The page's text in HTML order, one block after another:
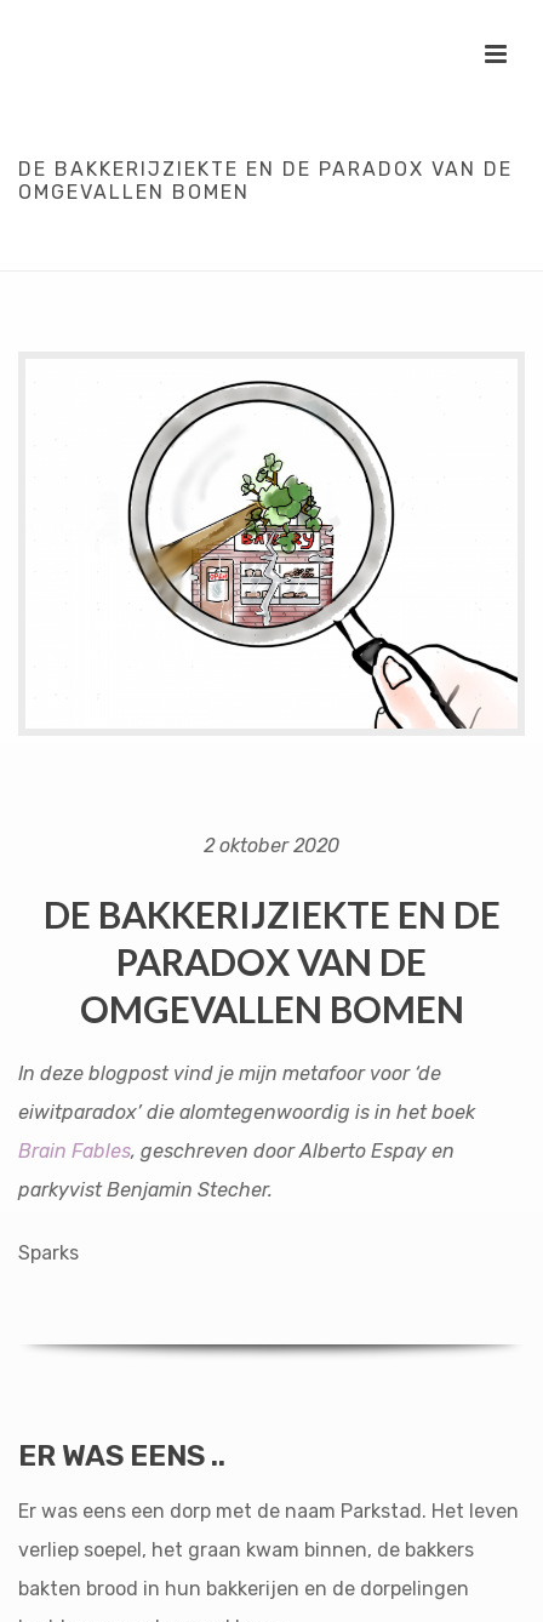
DE BAKKERIJZIEKTE EN DE PARADOX VAN DE
OMGEVALLEN BOMEN
2 oktober 2020
DE BAKKERIJZIEKTE EN DE
PARADOX VAN DE
OMGEVALLEN BOMEN
In deze blogpost vind je mijn metafoor voor ‘de
eiwitparadox’ die alomtegenwoordig is in het boek
Brain Fables, geschreven door Alberto Espay en
parkyvist Benjamin Stecher.
Sparks
ER WAS EENS ..
Er was eens een dorp met de naam Parkstad. Het leven
verliep soepel, het graan kwam binnen, de bakkers
bakten brood in hun bakkerijen en de dorpelingen